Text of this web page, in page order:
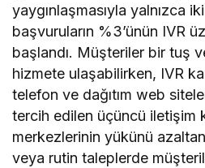
yaygınlaşmasıyla yalnızca
başvuruların %3’ünün IVR
başlandı. Müşteriler bir tuş
hizmete ulaşabilirken, IVR
telefon ve dağıtım web
tercih edilen üçüncü iletişim
merkezlerinin yükünü
veya rutin taleplerde